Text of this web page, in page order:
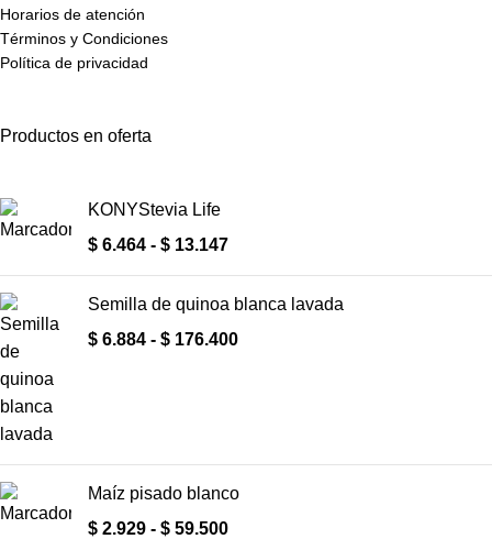
Horarios de atención
Términos y Condiciones
Política de privacidad
Productos en oferta
KONYStevia Life
$ 6.464 - $ 13.147
Semilla de quinoa blanca lavada
$ 6.884 - $ 176.400
Maíz pisado blanco
$ 2.929 - $ 59.500